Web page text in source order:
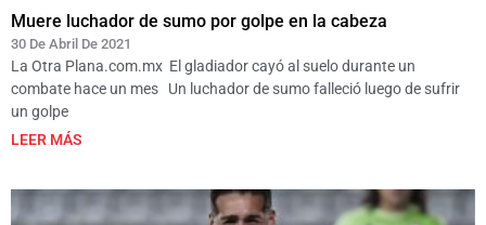
Muere luchador de sumo por golpe en la cabeza
30 De Abril De 2021
La Otra Plana.com.mx El gladiador cayó al suelo durante un
combate hace un mes Un luchador de sumo falleció luego de sufrir
un golpe
LEER MÁS